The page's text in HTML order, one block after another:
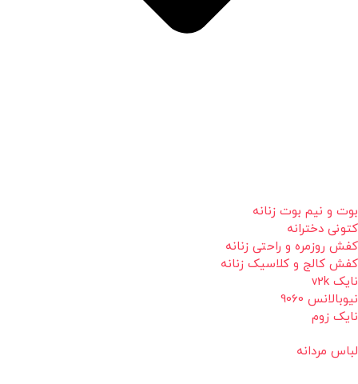
بوت و نیم بوت زنانه
کتونی دخترانه
کفش روزمره و راحتی زنانه
کفش کالج و کلاسیک زنانه
نایک v2k
نیوبالانس 9060
نایک زوم
لباس مردانه